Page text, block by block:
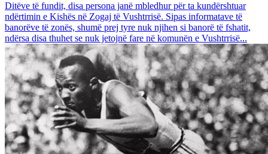
Ditëve të fundit, disa persona janë mbledhur për ta kundërshtuar
ndërtimin e Kishës në Zogaj të Vushtrrisë. Sipas informatave të
banorëve të zonës, shumë prej tyre nuk njihen si banorë të fshatit,
ndërsa disa thuhet se nuk jetojnë fare në komunën e Vushtrrisë...